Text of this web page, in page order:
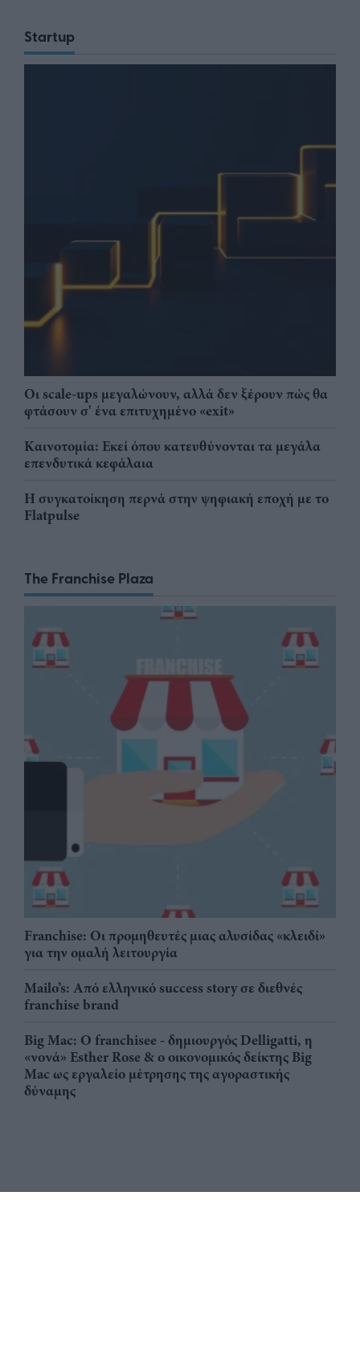
Startup
Οι scale-ups μεγαλώνουν, αλλά δεν ξέρουν πώς θα
φτάσουν σ' ένα επιτυχημένο «exit»
Καινοτομία: Εκεί όπου κατευθύνονται τα μεγάλα
επενδυτικά κεφάλαια
Η συγκατοίκηση περνά στην ψηφιακή εποχή με το
Flatpulse
The Franchise Plaza
Franchise: Οι προμηθευτές μιας αλυσίδας «κλειδί»
για την ομαλή λειτουργία
Mailo’s: Από ελληνικό success story σε διεθνές
franchise brand
Big Mac: Ο franchisee - δημιουργός Delligatti, η
«νονά» Esther Rose & ο οικονομικός δείκτης Big
Mac ως εργαλείο μέτρησης της αγοραστικής
δύναμης